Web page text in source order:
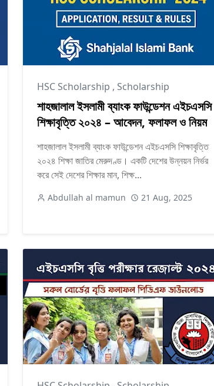
HSC Scholarship , Scholarship
শাহজালাল ইসলামী ব্যাংক ফাউন্ডেশন এইচএসসি
শিক্ষাবৃত্তি ২০২৪ – আবেদন, ফলাফল ও নিয়ম
শাহজালাল ইসলামী ব্যাংক ফাউন্ডেশন এইচএসসি শিক্ষাবৃত্তি
২০২৪ শিক্ষা জাতির মেরুদণ্ড। একটি দেশের উন্নয়ন নির্ভর
করে সেই দেশের শিক্ষার মান, শিক্ষ...
Abdullah al mamun 21 Aug, 2025